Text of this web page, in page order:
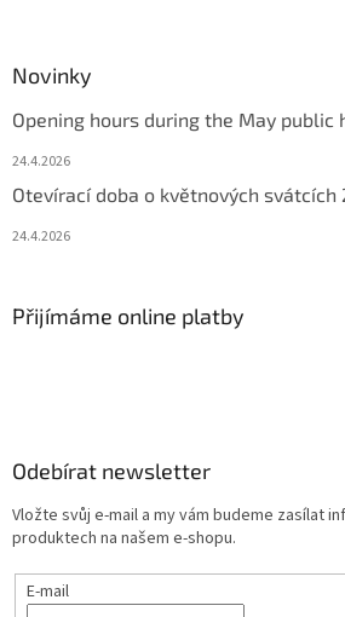
Novinky
Opening hours during the May public
24.4.2026
Otevírací doba o květnových svátcích
24.4.2026
Přijímáme online platby
Odebírat newsletter
Vložte svůj e-mail a my vám budeme zasílat
produktech na našem e-shopu.
E-mail